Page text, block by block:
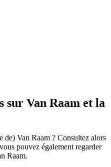
sur Van Raam et la
Van Raam ? Consultez alors
pouvez également regarder
Raam.